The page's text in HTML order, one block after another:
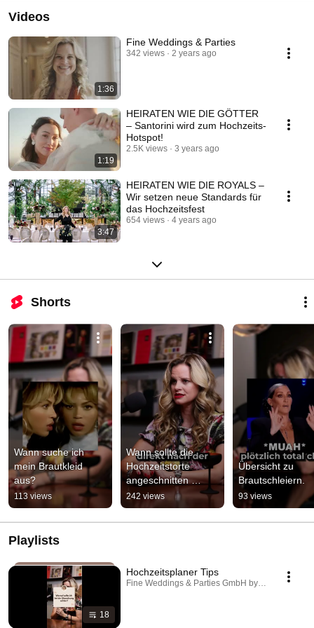
Videos
1:36
Fine Weddings & Parties
342 views 2 years ago
1:19
HEIRATEN WIE DIE GÖTTER
– Santorini wird zum Hochzeits-
Hotspot!
2.5K views 3 years ago
3:47
HEIRATEN WIE DIE ROYALS –
Wir setzen neue Standards für
das Hochzeitsfest
654 views 4 years ago
Shorts
Wann suche ich
mein Brautkleid
aus?
113 views
Wann sollte die
Hochzeitstorte
angeschnitten
werden?
242 views
Übersicht zu
Brautschleiern.
93 views
Playlists
18
Hochzeitsplaner Tips
Fine Weddings & Parties GmbH by Nadine